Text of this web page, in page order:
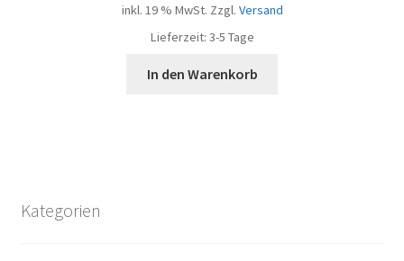
inkl. 19 % MwSt. Zzgl. Versand
Lieferzeit: 3-5 Tage
In den Warenkorb
Kategorien